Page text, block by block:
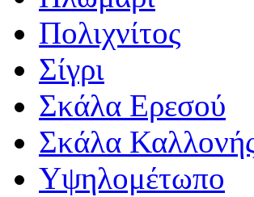
Πολιχνίτος
Σίγρι
Σκάλα Ερεσού
Σκάλα
Υψηλομέτωπο